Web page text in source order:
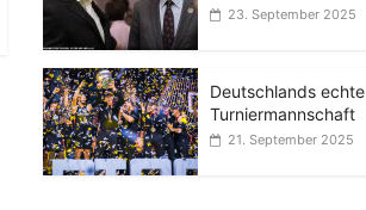
23. September 2025
Deutschlands echte
Turniermannschaft
21. September 2025